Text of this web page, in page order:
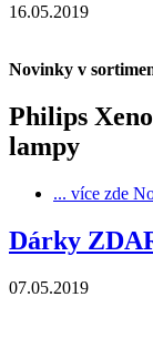
16.05.2019
Novinky v
Philips
lampy
... více zde
Dárky
07.05.2019